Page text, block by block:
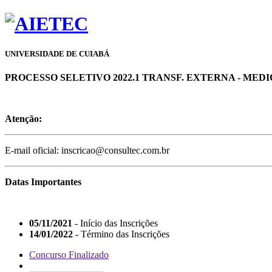
UNIVERSIDADE DE CUIABÁ
PROCESSO SELETIVO 2022.1 TRANSF. EXTERNA -
Atenção:
E-mail oficial: inscricao@consultec.com.br
Datas Importantes
05/11/2021 - Início das Inscrições
14/01/2022 - Término das Inscrições
Concurso Finalizado